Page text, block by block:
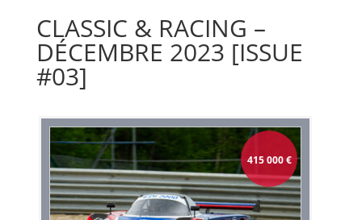
CLASSIC & RACING –
DÉCEMBRE 2023 [ISSUE
#03]
415 000€